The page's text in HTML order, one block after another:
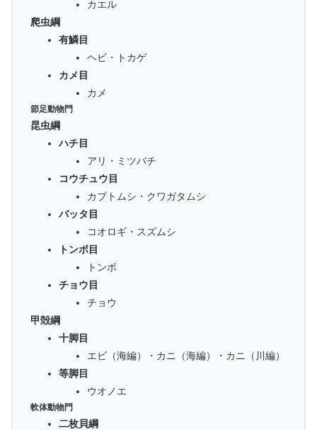
カエル
爬虫綱
有鱗目
ヘビ・トカゲ
カメ目
カメ
節足動物門
昆虫綱
ハチ目
アリ・ミツバチ
コウチュウ目
カブトムシ・クワガタムシ
バッタ目
コオロギ・スズムシ
トンボ目
トンボ
チョウ目
チョウ
甲殻綱
十脚目
エビ（海編）・カニ（海編）・カニ（川編）
等脚目
ウオノエ
軟体動物門
二枚貝綱